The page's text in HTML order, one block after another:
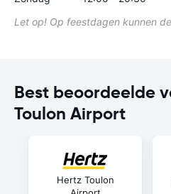
Let op! Op feestdagen kunnen
Best beoordeelde
Toulon Airport
Hertz Toulon